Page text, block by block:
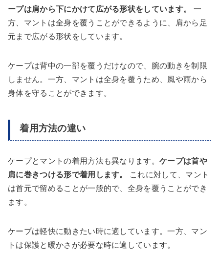
ープは肩から下にかけて広がる形状をしています。
一
方、マントは全身を覆うことができるように、肩から足
元まで広がる形状をしています。
ケープは背中の一部を覆うだけなので、腕の動きを制限
しません。一方、マントは全身を覆うため、風や雨から
身体を守ることができます。
着用方法の違い
ケープとマントの着用方法も異なります。ケープは首や
肩に巻きつける形で着用します。
これに対して、マント
は首元で留めることが一般的で、全身を覆うことができ
ます。
ケープは軽快に動きたい時に適しています。一方、マン
トは保護と暖かさが必要な時に適しています。